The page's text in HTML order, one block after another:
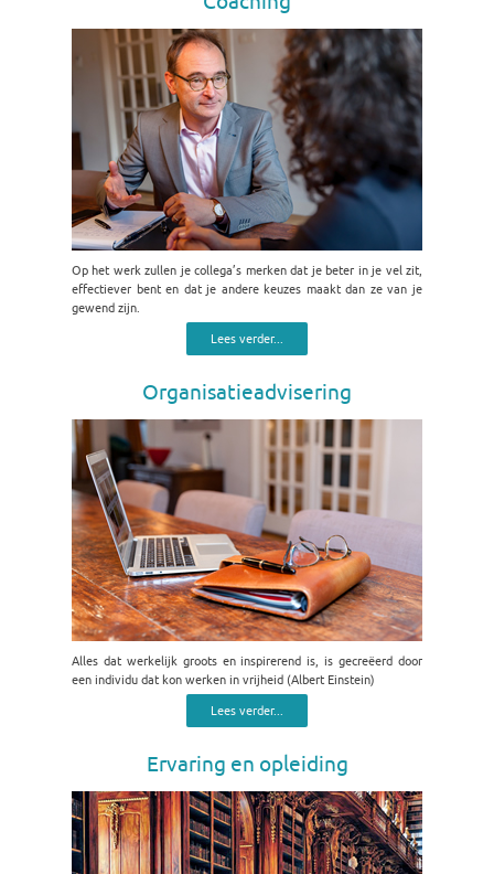
Op het werk zullen je collega’s merken dat je beter in je vel zit,
effectiever bent en dat je andere keuzes maakt dan ze van je
gewend zijn.
Lees verder...
Organisatieadvisering
Alles dat werkelijk groots en inspirerend is, is gecreëerd door
een individu dat kon werken in vrijheid (Albert Einstein)
Lees verder...
Ervaring en opleiding